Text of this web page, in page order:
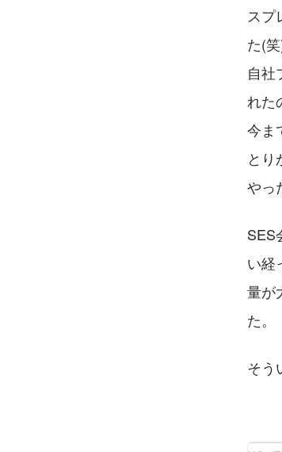
スプ
た(
自社
れた
今ま
とり
やっ
SES
い経
量が
た。
そう